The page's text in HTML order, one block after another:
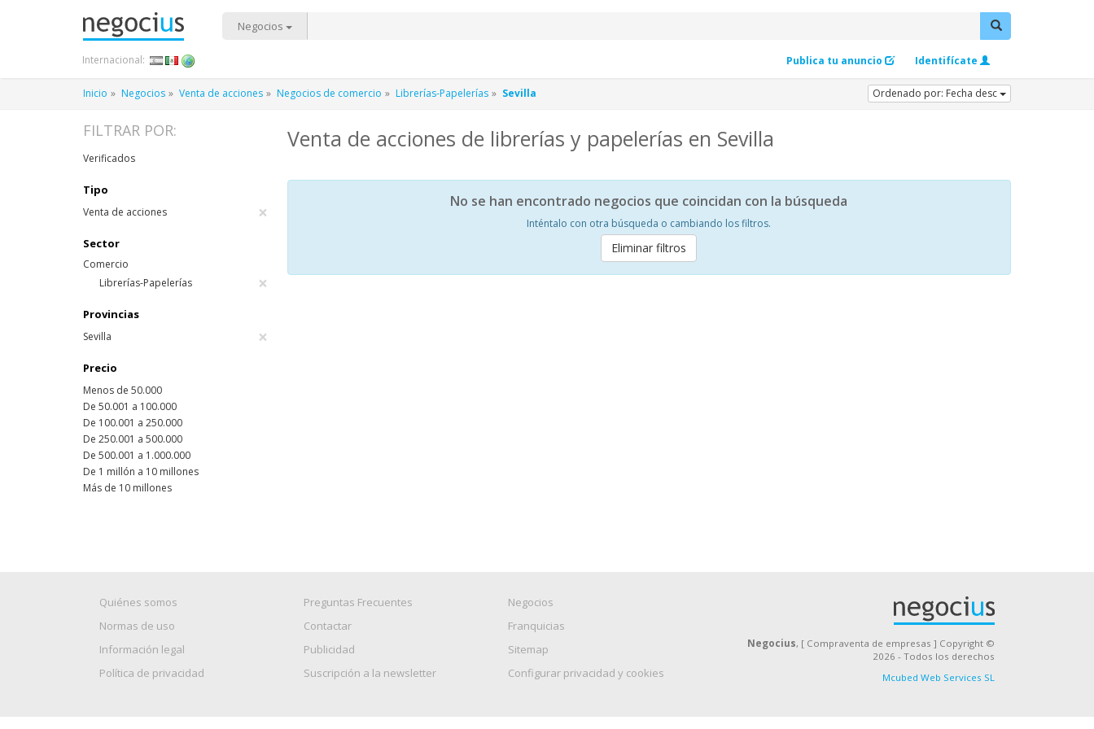
Negocios
Publica tu anuncio Identifícate
Internacional:
Inicio Negocios Venta de acciones Negocios de comercio Librerías-Papelerías Sevilla Ordenado por: Fecha desc
Venta de acciones de librerías y papelerías en Sevilla
No se han encontrado negocios que coincidan con la búsqueda
Inténtalo con otra búsqueda o cambiando los filtros.
Eliminar filtros
FILTRAR POR:
Verificados
Tipo
Venta de acciones ×
Sector
Comercio
Librerías-Papelerías
×
Provincias
Sevilla ×
Precio
Menos de 50.000
De 50.001 a 100.000
De 100.001 a 250.000
De 250.001 a 500.000
De 500.001 a 1.000.000
De 1 millón a 10 millones
Más de 10 millones
Quiénes somos
Normas de uso
Información legal
Política de privacidad
Preguntas Frecuentes
Contactar
Publicidad
Suscripción a la newsletter
Negocios
Franquicias
Sitemap
Configurar privacidad y cookies
Negocius, [ Compraventa de empresas ] Copyright ©
2026 - Todos los derechos
Mcubed Web Services SL